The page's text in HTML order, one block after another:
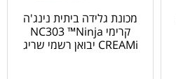
מכונת גלידה ביתית נינג'ה
קרימי NC303 ™Ninja
CREAMi יבואן רשמי שריג